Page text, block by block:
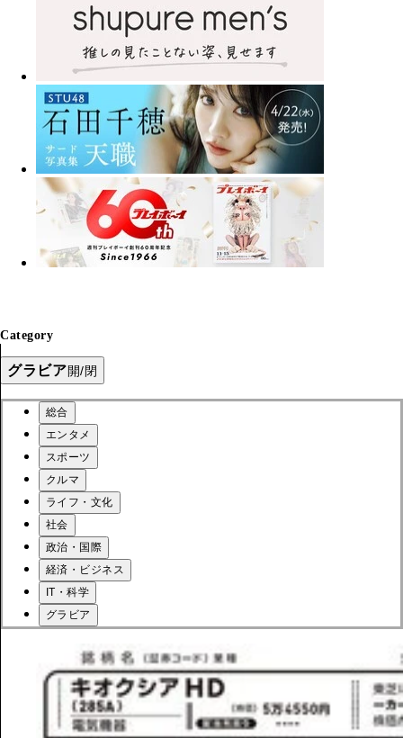
Category
グラビア開/閉
総合
エンタメ
スポーツ
クルマ
ライフ・文化
社会
政治・国際
経済・ビジネス
IT・科学
グラビア